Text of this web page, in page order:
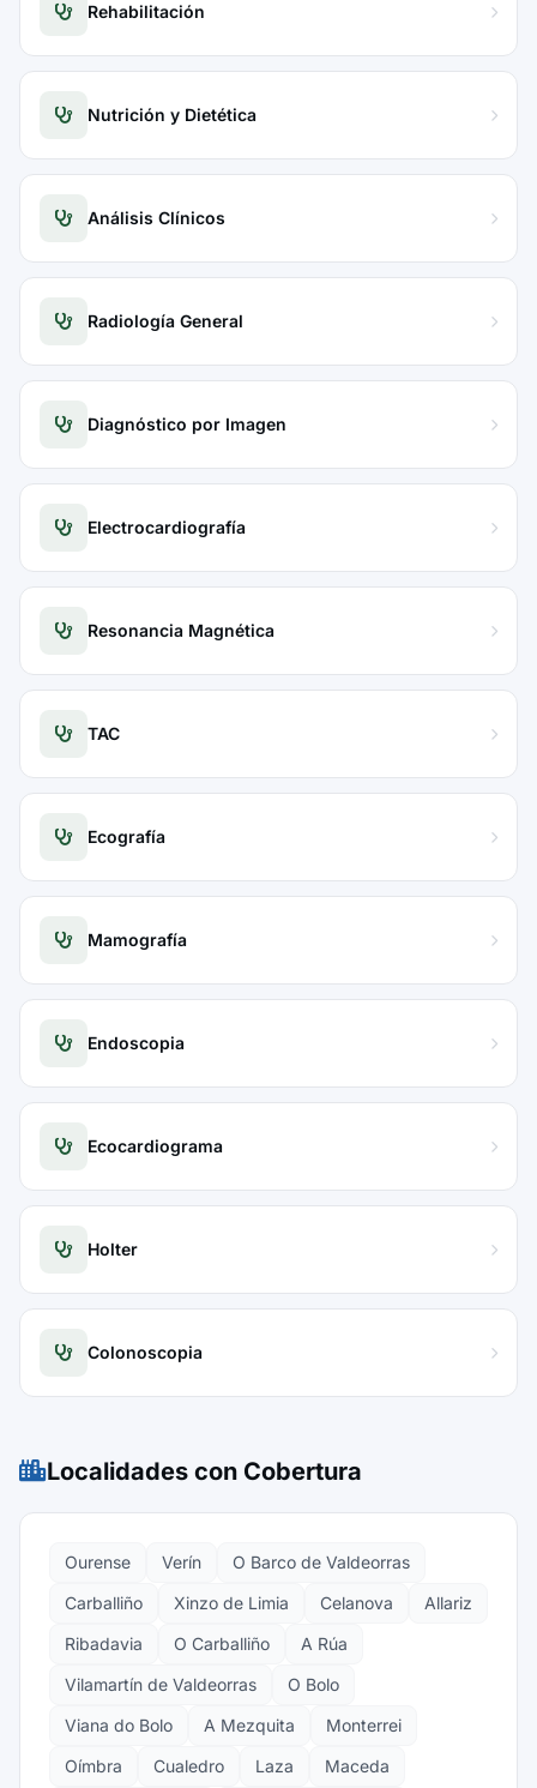
Rehabilitación
Nutrición y Dietética
Análisis Clínicos
Radiología General
Diagnóstico por Imagen
Electrocardiografía
Resonancia Magnética
TAC
Ecografía
Mamografía
Endoscopia
Ecocardiograma
Holter
Colonoscopia
Localidades con Cobertura
Ourense Verín
O Barco de Valdeorras
Carballiño
Xinzo de Limia Celanova
Allariz
Ribadavia
O Carballiño
A Rúa
Vilamartín de Valdeorras
O Bolo
Viana do Bolo
A Mezquita
Monterrei
Oímbra
Cualedro Laza
Maceda